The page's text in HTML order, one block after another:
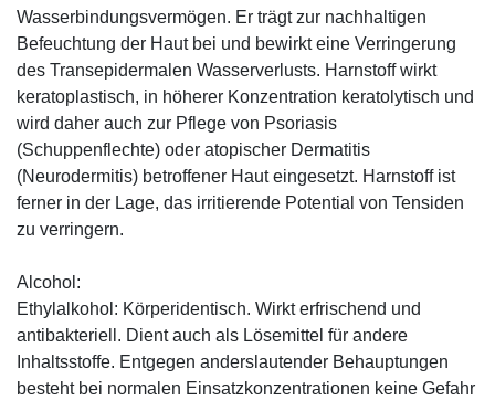
Wasserbindungsvermögen. Er trägt zur nachhaltigen
Befeuchtung der Haut bei und bewirkt eine Verringerung
des Transepidermalen Wasserverlusts. Harnstoff wirkt
keratoplastisch, in höherer Konzentration keratolytisch und
wird daher auch zur Pflege von Psoriasis
(Schuppenflechte) oder atopischer Dermatitis
(Neurodermitis) betroffener Haut eingesetzt. Harnstoff ist
ferner in der Lage, das irritierende Potential von Tensiden
zu verringern.
Alcohol:
Ethylalkohol: Körperidentisch. Wirkt erfrischend und
antibakteriell. Dient auch als Lösemittel für andere
Inhaltsstoffe. Entgegen anderslautender Behauptungen
besteht bei normalen Einsatzkonzentrationen keine Gefahr